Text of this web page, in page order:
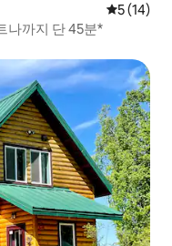
평점 5점
5 (14)
나까지 단 45분*